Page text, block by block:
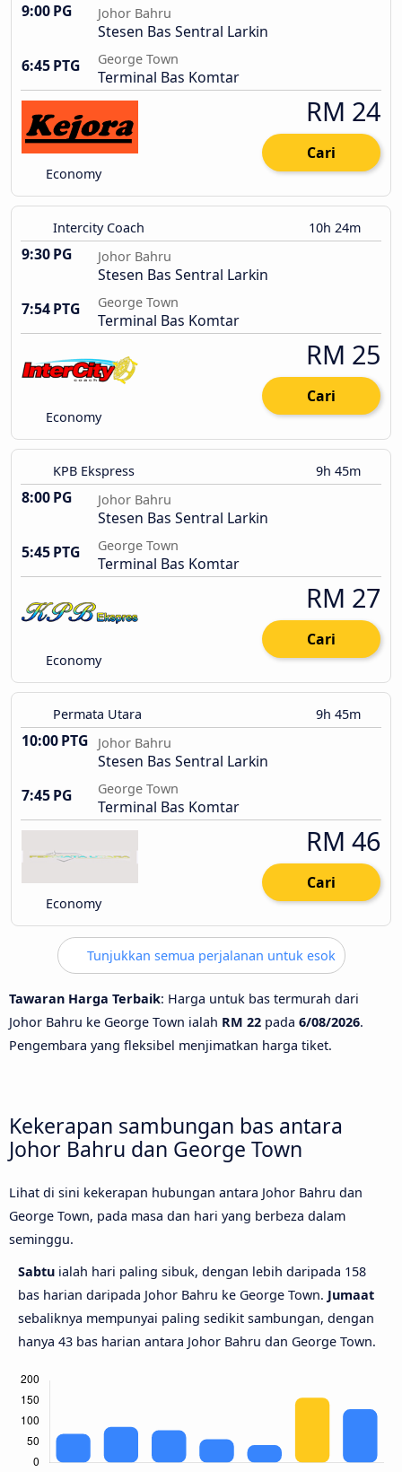
9:00 PG Johor Bahru
Stesen Bas Sentral Larkin
6:45 PTG
George Town
Terminal Bas Komtar
Economy
RM 24
Cari
Intercity Coach 10h 24m
9:30 PG Johor Bahru
Stesen Bas Sentral Larkin
7:54 PTG
George Town
Terminal Bas Komtar
Economy
RM 25
Cari
KPB Ekspress 9h 45m
8:00 PG Johor Bahru
Stesen Bas Sentral Larkin
5:45 PTG
George Town
Terminal Bas Komtar
Economy
RM 27
Cari
Permata Utara 9h 45m
10:00 PTG Johor Bahru
Stesen Bas Sentral Larkin
7:45 PG
George Town
Terminal Bas Komtar
Economy
RM 46
Cari
Tunjukkan semua perjalanan untuk esok
Tawaran Harga Terbaik: Harga untuk bas termurah dari
Johor Bahru ke George Town ialah RM 22 pada 6/08/2026.
Pengembara yang fleksibel menjimatkan harga tiket.
Kekerapan sambungan bas antara
Johor Bahru dan George Town
Lihat di sini kekerapan hubungan antara Johor Bahru dan
George Town, pada masa dan hari yang berbeza dalam
seminggu.
Sabtu ialah hari paling sibuk, dengan lebih daripada 158
bas harian daripada Johor Bahru ke George Town. Jumaat
sebaliknya mempunyai paling sedikit sambungan, dengan
hanya 43 bas harian antara Johor Bahru dan George Town.